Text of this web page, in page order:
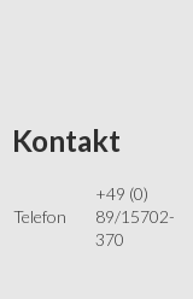
Kontakt
Telefon
+49 (0)
89/15702-
370